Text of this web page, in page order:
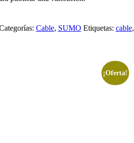
Cable, SUMO Etiquetas: cable,
¡Oferta!